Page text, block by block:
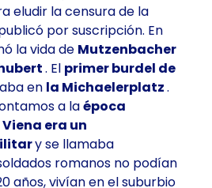
eludir la censura de la
por suscripción. En
la vida de Mutzenbacher
. El primer burdel de
en la Michaelerplatz.
a laépoca
Viena era un
y se llamaba
romanos no podían
años, vivían en el suburbio